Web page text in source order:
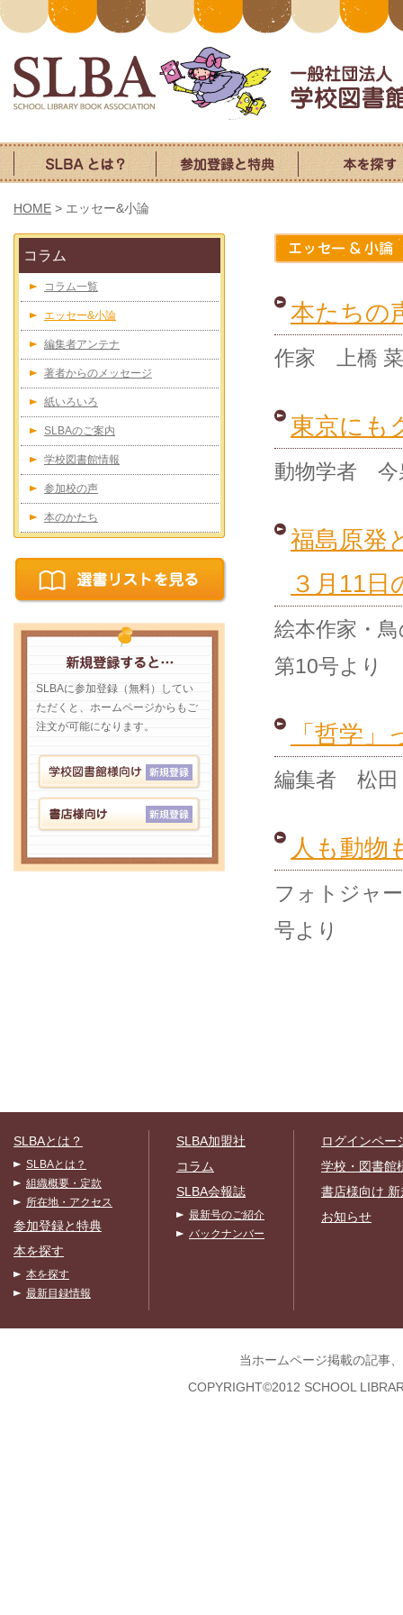
HOME > エッセー&小論
本たちの
作家 上橋
東京にも
動物学者 今
福島原発
３月11
絵本作家・
第10号より
「哲学
編集者 松田
人も動物
フォトジャ
号より
コラム
コラム一覧
エッセー&小論
編集者アンテナ
著者からのメッセージ
紙いろいろ
SLBAのご案内
学校図書館情報
参加校の声
本のかたち
SLBAに参加登録（無料）してい
ただくと、ホームページからもご
注文が可能になります。
SLBAとは？
SLBAとは？
組織概要・定款
所在地・アクセス
参加登録と特典
本を探す
本を探す
最新目録情報
SLBA加盟社
コラム
SLBA会報誌
最新号のご紹介
バックナンバー
ログインペー
学校・図書館
書店様向け
お知らせ
当ホームページ掲載の記事
COPYRIGHT©2012 SCHOOL